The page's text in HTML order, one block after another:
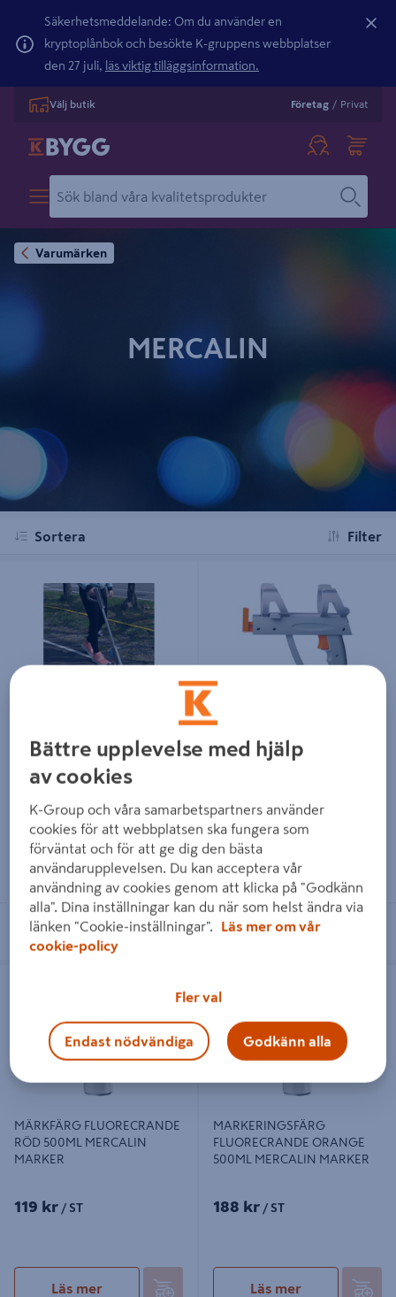
Säkerhetsmeddelande: Om du använder en
kryptoplånbok och besökte K-gruppens webbplatser
den 27 juli, läs viktig tilläggsinformation.
Välj butik Företag / Privat
Varumärken
MERCALIN
Sortera Filter
881 kr/ ST
Läs mer
Se lagerstatus i din butik
PISTOL PVC MERCALIN
Läs mer
Se lagerstatus i din butik
MÄRKFÄRG FLUORECRANDE
RÖD 500ML MERCALIN
MARKER
119 kr / ST
Läs mer
FLUORECRANDE ORANGE 500ML
MERCALIN MARKER
MARKERINGSFÄRG
FLUORECRANDE ORANGE
500ML MERCALIN MARKER
188 kr / ST
Läs mer
Bättre upplevelse med hjälp
av cookies
K-Group och våra samarbetspartners använder
cookies för att webbplatsen ska fungera som
förväntat och för att ge dig den bästa
användarupplevelsen. Du kan acceptera vår
användning av cookies genom att klicka på "Godkänn
alla". Dina inställningar kan du när som helst ändra via
länken "Cookie-inställningar".
Läs mer om vår
cookie-policy
Fler val
Endast nödvändiga Godkänn alla